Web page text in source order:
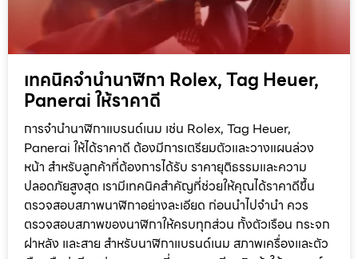
เทคนิคจำนำนาฬิกา Rolex, Tag Heuer,
Panerai ให้ราคาดี
การจำนำนาฬิกาแบรนด์เนม เช่น Rolex, Tag Heuer,
Panerai ให้ได้ราคาดี ต้องมีการเตรียมตัวและวางแผนล่วง
หน้า สำหรับลูกค้าที่ต้องการได้รับ ราคายุติธรรมและความ
ปลอดภัยสูงสุด เรามีเทคนิคสำคัญที่ช่วยให้คุณได้ราคาดีขึ้น
ตรวจสอบสภาพนาฬิกาอย่างละเอียด ก่อนนำไปจำนำ ควร
ตรวจสอบสภาพของนาฬิกาให้ครบทุกส่วน ทั้งตัวเรือน กระจก
ฝาหลัง และสาย สำหรับนาฬิกาแบรนด์เนม สภาพเครื่องและตัว